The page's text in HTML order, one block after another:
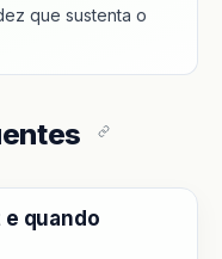
que sustenta o
e quando